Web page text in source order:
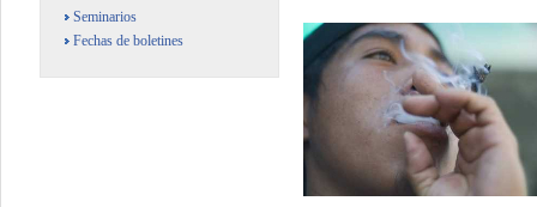
Seminarios
Fechas de boletines